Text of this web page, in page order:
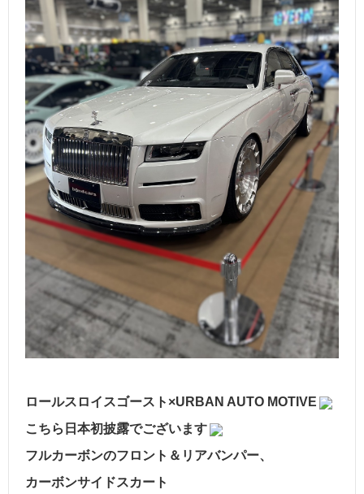
ロールスロイスゴースト×URBAN AUTO MOTIVE
こちら日本初披露でございます
フルカーボンのフロント＆リアバンパー、
カーボンサイドスカート